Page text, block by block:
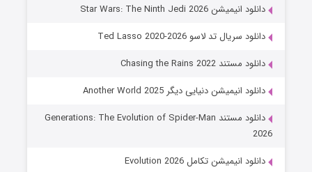
۱۴ (زیرنویس)
دانلود انیمیشن Star Wars: The Ninth Jedi 2026
دانلود سریال تد لاسو Ted Lasso 2020-2026
دانلود مستند Chasing the Rains 2022
دانلود انیمیشن دنیایی دیگر Another World 2025
دانلود مستند Generations: The Evolution of Spider-Man
2026
دانلود انیمیشن تکامل Evolution 2026